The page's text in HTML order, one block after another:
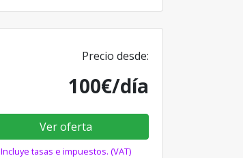
Precio desde:
100€/día
Ver oferta
Incluye tasas e impuestos. (VAT)